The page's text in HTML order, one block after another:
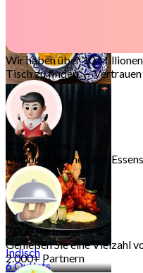
Südthailändische
Küche
10 Outlets
Indisch
6 Outlets
Wir haben über 10
Tisch zu finden.— Vertrauen
10 Millionen+
Millionen buchen ihre
2.000 Partner
Genießen Sie eine Vielzahl
2.000+ Partnern